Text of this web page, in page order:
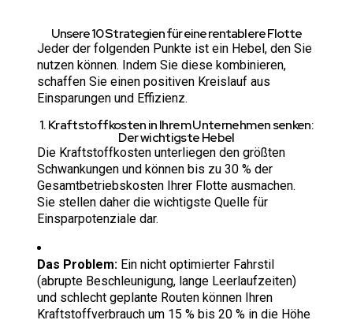
Unsere 10 Strategien für eine rentablere Flotte
Jeder der folgenden Punkte ist ein Hebel, den Sie
nutzen können. Indem Sie diese kombinieren,
schaffen Sie einen positiven Kreislauf aus
Einsparungen und Effizienz.
1. Kraftstoffkosten in Ihrem Unternehmen senken:
Der wichtigste Hebel
Die Kraftstoffkosten unterliegen den größten
Schwankungen und können bis zu 30 % der
Gesamtbetriebskosten Ihrer Flotte ausmachen.
Sie stellen daher die wichtigste Quelle für
Einsparpotenziale dar.
Das Problem: Ein nicht optimierter Fahrstil
(abrupte Beschleunigung, lange Leerlaufzeiten)
und schlecht geplante Routen können Ihren
Kraftstoffverbrauch um 15 % bis 20 % in die Höhe